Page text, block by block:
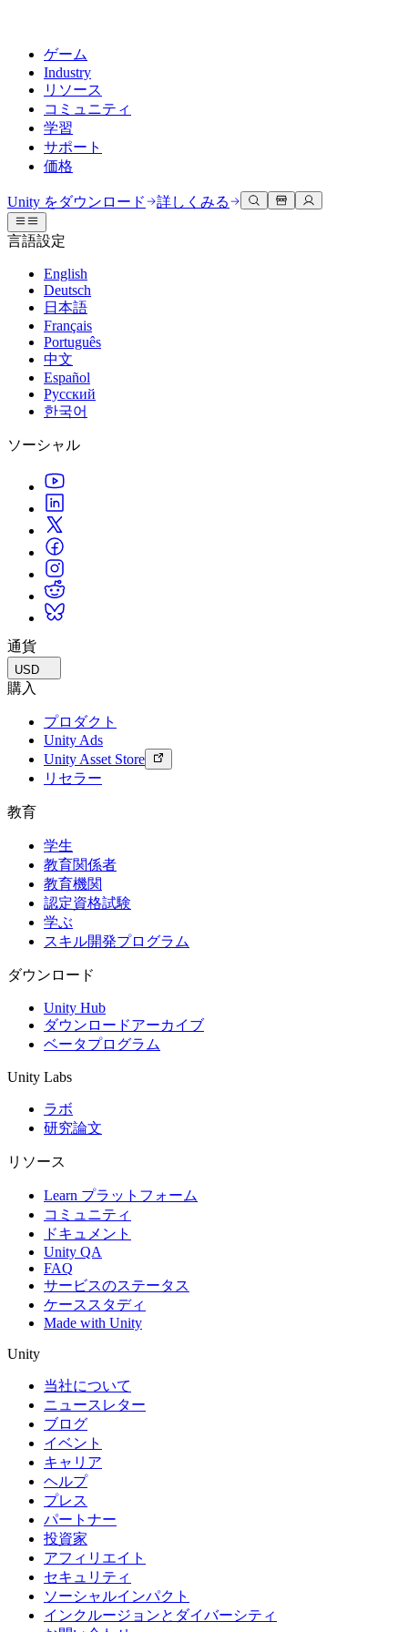
ゲーム
Industry
リソース
コミュニティ
学習
サポート
価格
Unityエンジン
任意のプラットフォーム向けに2Dおよび3Dゲームを構築
共同作業
チームでの共同作業と迅速なイテレーション
Unity をダウンロード
プランと価格
デプロイ
Unity がサポートする 25 以上のプラットフォームを見る
LiveOps
ローンチ後のインサイトとライブゲームオペレーション
成長
詳しく見る
発見され、モバイルユーザーを獲得する
ストアとD2C全体でIAPを管理
収益化
Unity で宣伝
Unity で収益化
活用事例
モバイルゲーム
Unity でモバイル向けヒット作を制作して成長させる
インディーゲーム
少人数のチームで大規模なゲームを開発する
XR ゲーム
XR ゲームを複数プラットフォーム向けにローンチする
マルチプレイヤーゲーム
マルチプレイヤーゲーム制作を簡素化
3Dコラボレーション
リアルタイムで3Dプロジェクトを構築およびレビューする
没入型トレーニング
没入型環境でのトレーニング
顧客体験
インタラクティブな3D体験を作成する
業界
運用の卓越性を達成する
小売
店内体験をオンライン体験に変換する
自動車
イノベーションと車内体験を促進する
すべての業界を見る
ドキュメント
公式ユーザーマニュアルとAPIリファレンス
開発者ツール
リリースバージョンと問題追跡
ロードマップ
今後の機能をレビューする
技術用語のライブラリ
ケーススタディ
実際の成功事例
ベストプラクティスガイド
専門家のヒントとコツ
デモ
デモ、サンプル、ビルディングブロック
すべてのリソース
新機能
ブログ
更新情報、情報、技術的ヒント
お知らせ
ニュース、ストーリー、プレスセンター
ディスカッション
議論、問題解決、つながる
イベント
グローバルおよびローカルイベント
コミュニティストーリー
Made with Unity
Unityクリエイターの紹介
ライブストリーム
Unity Awards
世界中のUnityクリエイターを祝う
Unity Learn
無料でUnityスキルをマスターする
プロフェッショナルトレーニング
Unityトレーナーでチームをレベルアップ
Unity初心者向け
スタートガイド
学習を開始しましょう
Unity は初めてですか？旅を始めましょう
ハウツーガイド
実用的なヒントとベストプラクティス
教育
学生向け
キャリアをスタートさせる
教育を大幅に強化
教育機関向けライセンス
認定教材
Unityのマスタリーを証明する
ヘルプを得る
Unityで成功するためのサポート
Success Plan
専門的なサポートで目標を早く達成する
FAQ
よくある質問への回答
お問い合わせ
Unity をダウンロード 詳しくみる
言語設定
English
Deutsch
日本語
Français
Português
中文
Español
Русский
한국어
ソーシャル
通貨
USD
購入
プロダクト
Unity Ads
Unity Asset Store
リセラー
教育
学生
教育関係者
教育機関
認定資格試験
学ぶ
スキル開発プログラム
ダウンロード
Unity Hub
ダウンロードアーカイブ
ベータプログラム
Unity Labs
ラボ
研究論文
リソース
Learn プラットフォーム
コミュニティ
ドキュメント
Unity QA
FAQ
サービスのステータス
ケーススタディ
Made with Unity
Unity
当社について
ニュースレター
ブログ
イベント
キャリア
ヘルプ
プレス
パートナー
投資家
アフィリエイト
セキュリティ
ソーシャルインパクト
インクルージョンとダイバーシティ